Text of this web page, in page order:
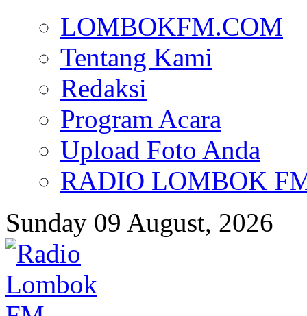
LOMBOKFM.COM
Tentang Kami
Redaksi
Program Acara
Upload Foto Anda
RADIO LOMBOK
Sunday 09 August, 2026